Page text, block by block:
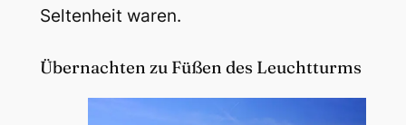
Seltenheit waren.
Übernachten zu Füßen des Leuchtturms